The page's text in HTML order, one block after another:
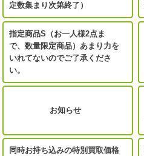
定数集まり次第終了）
指定商品S（お一人様2点ま
で、数量限定商品）あまり力を
いれてないのでご了承くださ
い。
お知らせ
同時お持ち込みの特別買取価格